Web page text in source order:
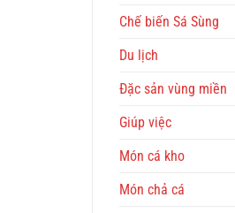
Chế biến Sá Sùng
Du lịch
Đặc sản vùng miền
Giúp việc
Món cá kho
Món chả cá